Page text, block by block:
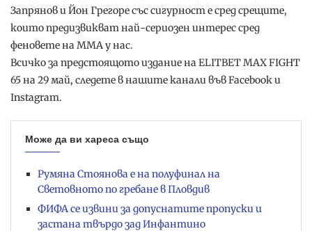
Запрянов и Йон Грегоре със сигурност е сред срещите,
които предизвикват най-сериозен интерес сред
феновете на ММА у нас.
Всичко за предстоящото издание на ELITBET MAX FIGHT
65 на 29 май, следете в нашите канали във Facebook и
Instagram.
Може да ви хареса също
Румяна Стоянова е на полуфинал на
Световното по гребане в Пловдив
ФИФА се извини за допуснатите пропуски и
застана твърдо зад Инфантино